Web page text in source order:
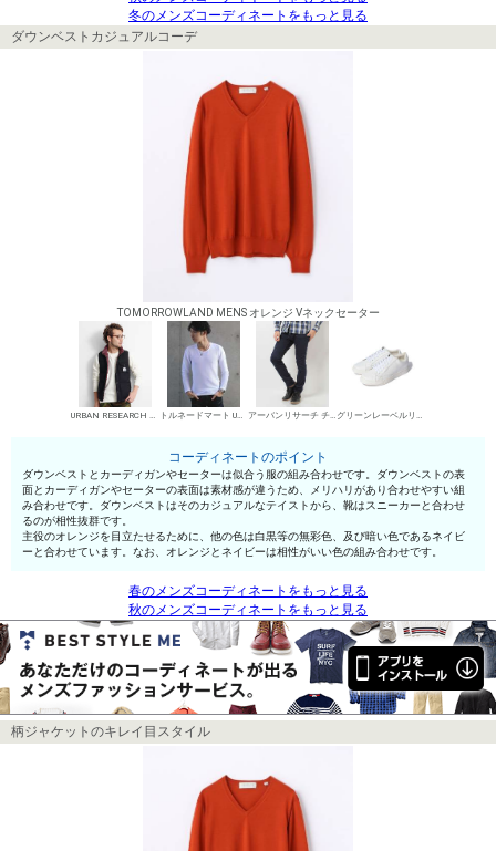
冬のメンズコーディネートをもっと見る
ダウンベストカジュアルコーデ
TOMORROWLAND MENS オレンジ Vネックセーター
URBAN RESEARCH ダウンベスト トルネードマート UネックTシャツ アーバンリサーチ チノパン・綿パン グリーンレーベルリラクシング ローカットスニーカー
コーディネートのポイント
ダウンベストとカーディガンやセーターは似合う服の組み合わせです。ダウンベストの表
面とカーディガンやセーターの表面は素材感が違うため、メリハリがあり合わせやすい組
み合わせです。ダウンベストはそのカジュアルなテイストから、靴はスニーカーと合わせ
るのが相性抜群です。
主役のオレンジを目立たせるために、他の色は白黒等の無彩色、及び暗い色であるネイビ
ーと合わせています。なお、オレンジとネイビーは相性がいい色の組み合わせです。
春のメンズコーディネートをもっと見る
秋のメンズコーディネートをもっと見る
柄ジャケットのキレイ目スタイル